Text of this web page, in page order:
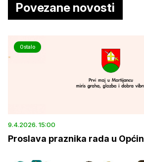
Povezane novosti
Ostalo
9.4.2026. 15:00
Proslava praznika rada u